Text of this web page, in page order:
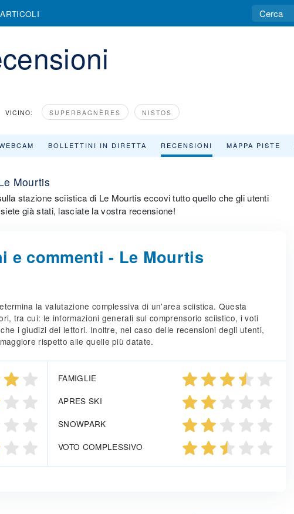
ARTICOLI
VICINO: SUPERBAGNÈRES NISTOS
BOLLETTINI IN DIRETTA RECENSIONI MAPPA PISTE
Mourtis
stazione sciistica di Le Mourtis eccovi tutto quello che gli utenti
già stati, lasciate la vostra recensione!
e commenti - Le Mourtis
la valutazione complessiva di un'area sciistica. Questa
tra cui: le informazioni generali sul comprensorio sciistico, i voti
i giudizi dei lettori. Inoltre, nel caso delle recensioni degli utenti,
rispetto alle quelle più datate.
FAMIGLIE
APRES SKI
SNOWPARK
VOTO COMPLESSIVO